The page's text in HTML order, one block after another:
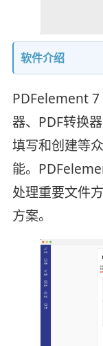
软件介绍
PDFelement 7
器、PDF转换
填写和创建等
能。
处理重要文件
方案。